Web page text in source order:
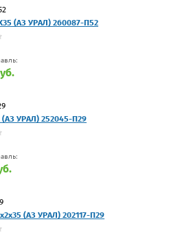
(АЗ УРАЛ) 260087-П52
УРАЛ) 252045-П29
(АЗ УРАЛ) 202117-П29